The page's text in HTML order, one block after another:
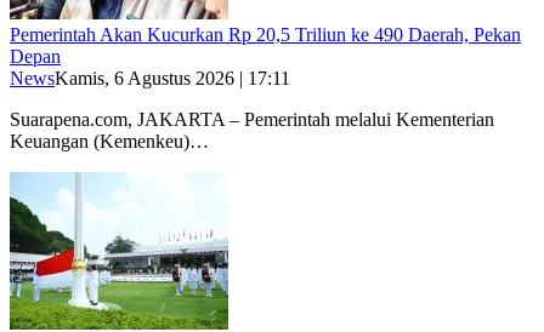
Pemerintah Akan Kucurkan Rp 20,5 Triliun ke 490 Daerah, Pekan
Depan
NewsKamis, 6 Agustus 2026 | 17:11
Suarapena.com, JAKARTA – Pemerintah melalui Kementerian
Keuangan (Kemenkeu)…